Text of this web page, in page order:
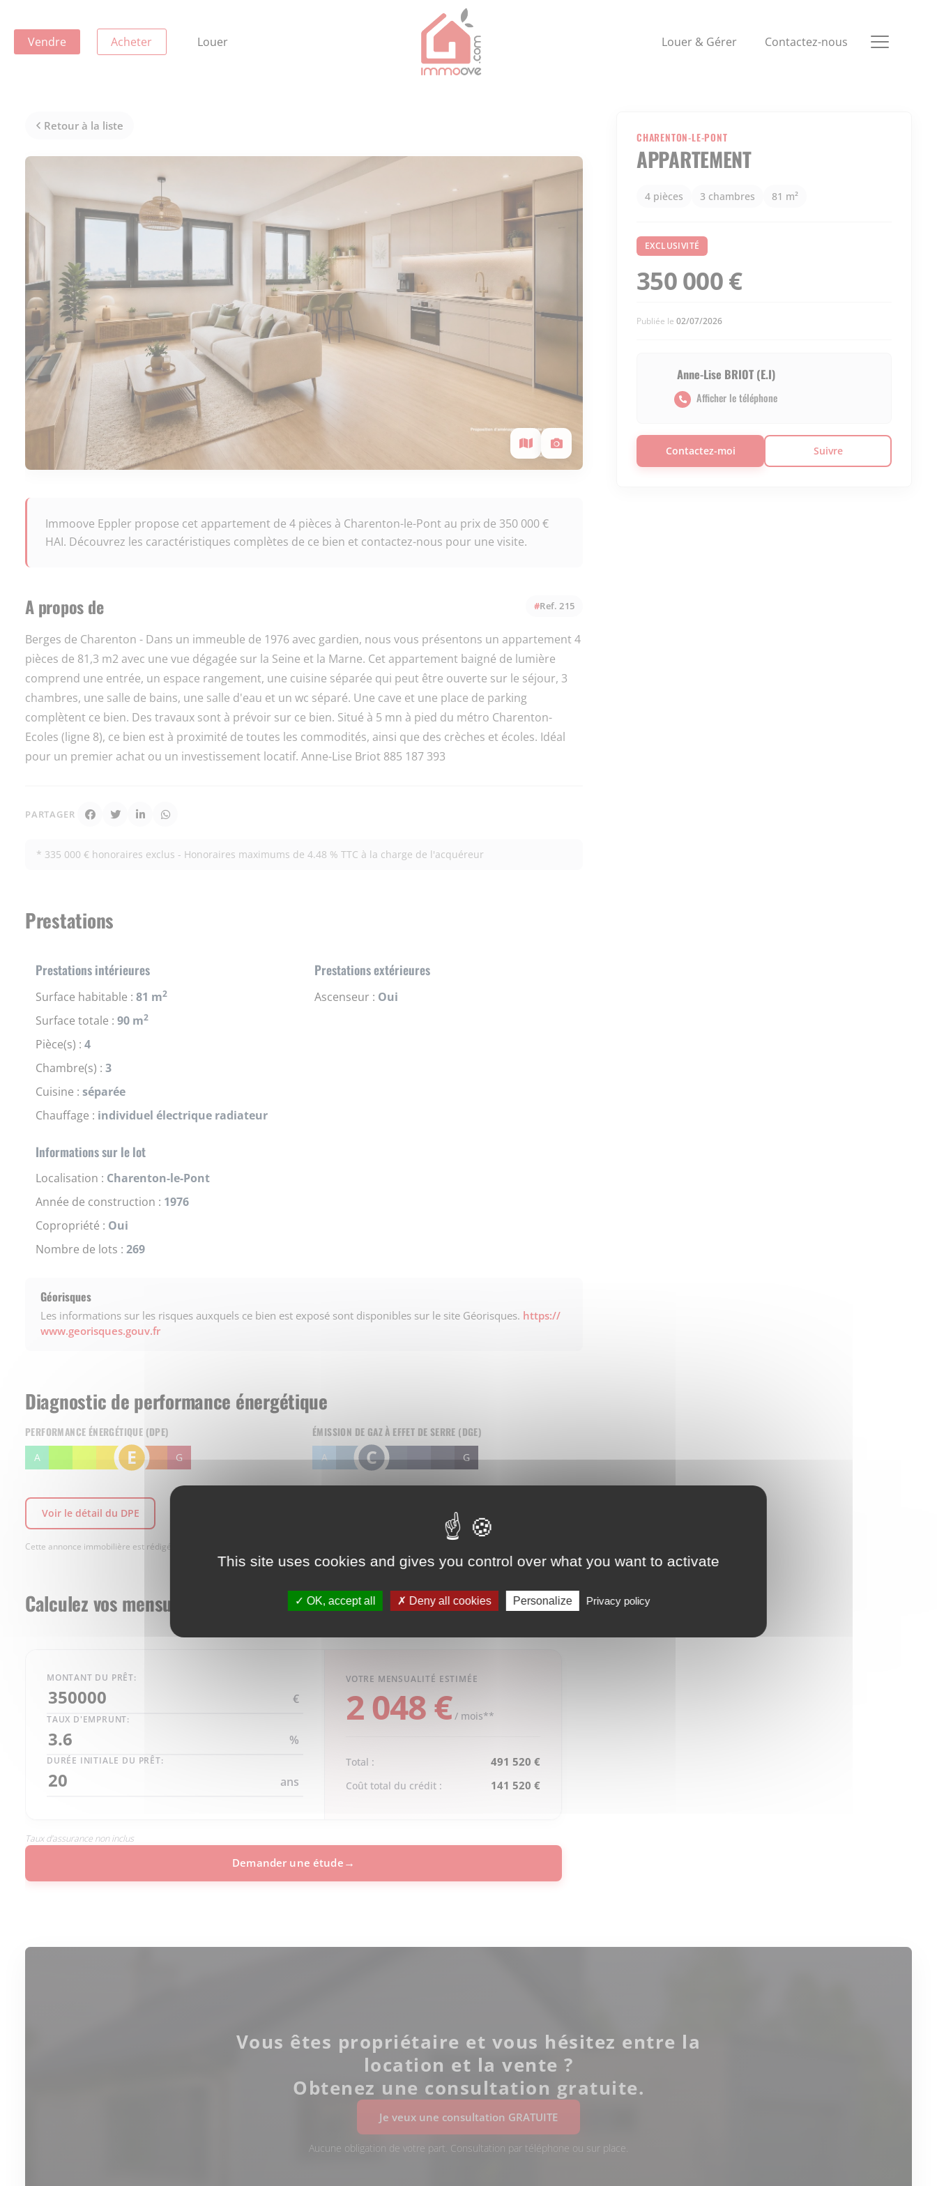
Vendre Acheter Louer Louer & Gérer Contactez-nous
Retour à la liste
Immoove Eppler propose cet appartement de 4 pièces à Charenton-le-Pont au prix de 350 000 €
HAI. Découvrez les caractéristiques complètes de ce bien et contactez-nous pour une visite.
A propos de Ref. 215
Berges de Charenton - Dans un immeuble de 1976 avec gardien, nous vous présentons un appartement 4
pièces de 81,3 m2 avec une vue dégagée sur la Seine et la Marne. Cet appartement baigné de lumière
comprend une entrée, un espace rangement, une cuisine séparée qui peut être ouverte sur le séjour, 3
chambres, une salle de bains, une salle d'eau et un wc séparé. Une cave et une place de parking
complètent ce bien. Des travaux sont à prévoir sur ce bien. Situé à 5 mn à pied du métro Charenton-
Ecoles (ligne 8), ce bien est à proximité de toutes les commodités, ainsi que des crèches et écoles. Idéal
pour un premier achat ou un investissement locatif. Anne-Lise Briot 885 187 393
PARTAGER
* 335 000 € honoraires exclus - Honoraires maximums de 4.48 % TTC à la charge de l'acquéreur
Prestations
Prestations intérieures
Surface habitable : 81 m2
Surface totale : 90 m2
Pièce(s) : 4
Chambre(s) : 3
Cuisine : séparée
Chauffage : individuel électrique radiateur
Prestations extérieures
Ascenseur : Oui
Informations sur le lot
Localisation : Charenton-le-Pont
Année de construction : 1976
Copropriété : Oui
Nombre de lots : 269
Géorisques
Les informations sur les risques auxquels ce bien est exposé sont disponibles sur le site Géorisques. https://
www.georisques.gouv.fr
Diagnostic de performance énergétique
PERFORMANCE ÉNERGÉTIQUE (DPE)
A E G
ÉMISSION DE GAZ À EFFET DE SERRE (DGE)
A B C D E F G
Voir le détail du DPE
Cette annonce immobilière est rédigée sous la responsabilité de l’annonceur.
Calculez vos mensualités
MONTANT DU PRÊT:
€
TAUX D'EMPRUNT:
%
DURÉE INITIALE DU PRÊT:
ans
2 048 € / mois**
Total : 491 520 €
Coût total du crédit : 141 520 €
Demander une étude
Taux d'assurance non inclus
CHARENTON-LE-PONT
APPARTEMENT
4 pièces 3 chambres 81 m²
EXCLUSIVITÉ
350 000 €
Publiée le 02/07/2026
Anne-Lise BRIOT (E.I)
Afficher le téléphone
Contactez-moi Suivre
Vous êtes propriétaire et vous hésitez entre la
location et la vente ?
Obtenez une consultation gratuite.
Je veux une consultation GRATUITE
Aucune obligation de votre part. Consultation par téléphone ou sur place.
This site uses cookies and gives you control over what you want to activate
OK, accept all Deny all cookies Personalize Privacy policy